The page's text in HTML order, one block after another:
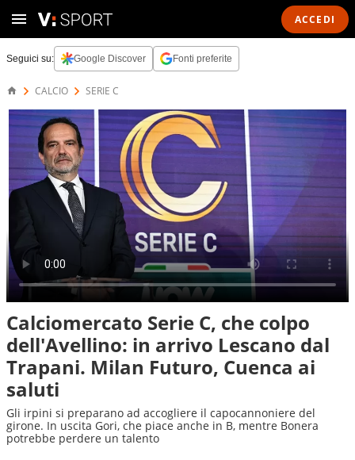
ACCEDI
Seguici su: Google Discover Fonti preferite
CALCIO SERIE C
Calciomercato Serie C, che colpo
dell'Avellino: in arrivo Lescano dal
Trapani. Milan Futuro, Cuenca ai
saluti
Gli irpini si preparano ad accogliere il capocannoniere del
girone. In uscita Gori, che piace anche in B, mentre Bonera
potrebbe perdere un talento